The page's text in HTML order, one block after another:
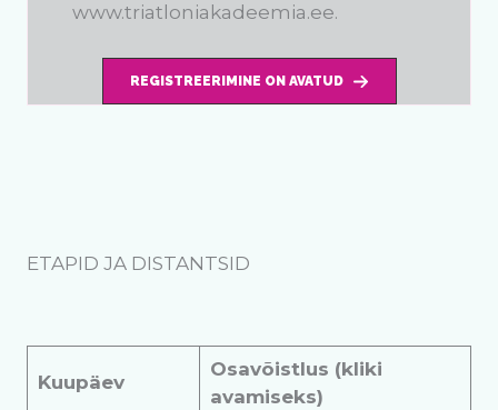
www.triatloniakadeemia.ee.
REGISTREERIMINE ON AVATUD
ETAPID JA DISTANTSID
Kuupäev
Osavõistlus (kliki
avamiseks)